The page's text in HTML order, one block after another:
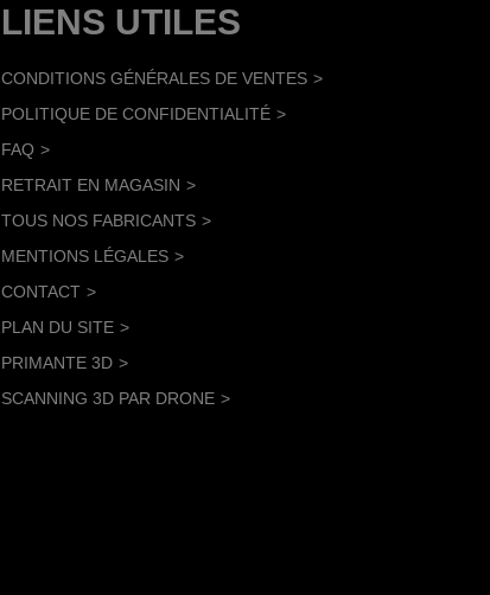
LIENS UTILES
CONDITIONS GÉNÉRALES DE VENTES
POLITIQUE DE CONFIDENTIALITÉ
FAQ
RETRAIT EN MAGASIN
TOUS NOS FABRICANTS
MENTIONS LÉGALES
CONTACT
PLAN DU SITE
PRIMANTE 3D
SCANNING 3D PAR DRONE